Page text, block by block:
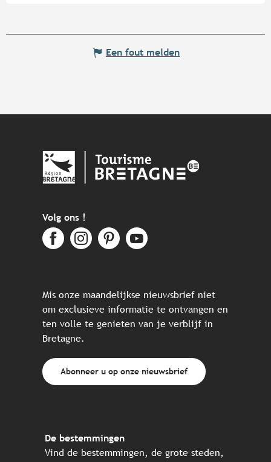
Een fout melden
Volg ons !
Mis onze maandelijkse nieuwsbrief niet
om exclusieve informatie te ontvangen en
ten volle te genieten van je verblijf in
Bretagne.
Abonneer u op onze nieuwsbrief
De bestemmingen
Vind de bestemmingen, de grote steden,